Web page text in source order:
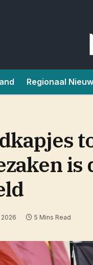
Regionaal
is
2026 5 Mins Read